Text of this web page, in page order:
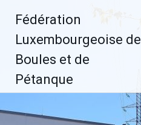
contenu
Fédération
Luxembourgeoise de
Boules et de
Pétanque